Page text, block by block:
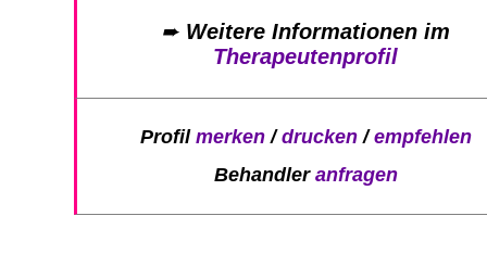
➨ Weitere Informationen im
Therapeutenprofil
Profil merken/drucken/empfehlen
Behandler anfragen